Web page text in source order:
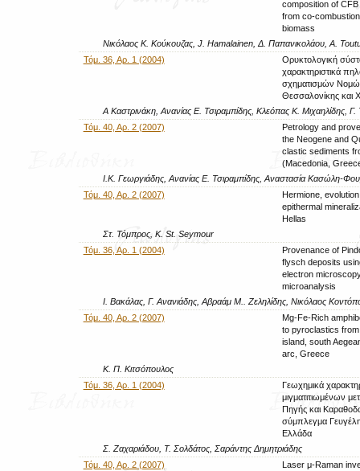
composition of
from co-
biomass
Νικόλαος Κ. Κούκουζας, J. Hamalainen, Δ. Παπανικολάου, A.
Τόμ. 36, Αρ. 1 (2004)
Ορυκτολογική
χαρακτηριστικά
σχηματισμών
Θεσσαλονίκης και
Α Καστρινάκη, Ανανίας Ε. Τσιραμπίδης, Κλεόπας Κ. Μιχαηλίδης, Γ.
Τόμ. 40, Αρ. 2 (2007)
Petrology and
the Neogene and
clastic sediments
(Macedonia,
Ι.Κ. Γεωργιάδης, Ανανίας Ε. Τσιραμπίδης, Αναστασία Κασώλη-
Τόμ. 40, Αρ. 2 (2007)
Hermione,
epithermal
Hellas
Στ. Τόμπρος, K. St. Seymour
Τόμ. 36, Αρ. 1 (2004)
Provenance of
flysch deposits
electron
microanalysis
Ι. Βακάλας, Γ. Ανανιάδης, Αβραάμ Μ.. Ζεληλίδης, Νικόλαος
Τόμ. 40, Αρ. 2 (2007)
Mg-Fe-Rich
to pyroclastics from
island, south
arc, Greece
Κ. Π. Κιτσόπουλος
Τόμ. 36, Αρ. 1 (2004)
Γεωχημικά
μιγματιτιωμένων
Πηγής και
σύμπλεγμα
Ελλάδα
Σ. Ζαχαριάδου, Τ. Σολδάτος, Σαράντης Δημητριάδης
Τόμ. 40, Αρ. 2 (2007)
Laser μ-Raman